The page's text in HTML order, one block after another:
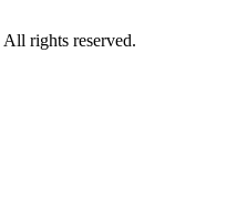
All rights reserved.